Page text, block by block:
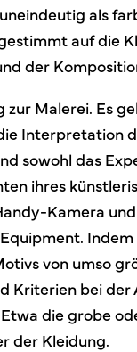
als
auf die
der
Malerei. Es
Interpretation
sowohl das
ihres
Kamera
von umso
Kriterien bei
die grobe
der Kleidung.